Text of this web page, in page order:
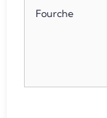
Fourche